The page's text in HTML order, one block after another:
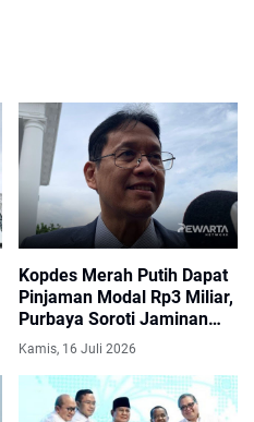
Kopdes Merah Putih Dapat
Pinjaman Modal Rp3 Miliar,
Purbaya Soroti Jaminan
Pelunasan hingga Skema
Kamis, 16 Juli 2026